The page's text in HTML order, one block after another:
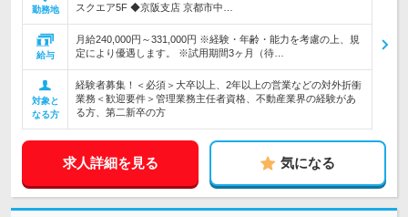
勤務地
スクエア5F ◆京阪支店 京都市中…
給与
月給240,000円～331,000円 ※経験・年齢・能力を考慮の上、規
定により優遇します。 ※試用期間3ヶ月（待…
対象と
なる方
経験者募集！＜必須＞大卒以上、2年以上の営業などの対外折衝
業務＜歓迎要件＞管理業務主任者資格、不動産業界の経験があ
る方、第二新卒の方
求人詳細を見る 気になる